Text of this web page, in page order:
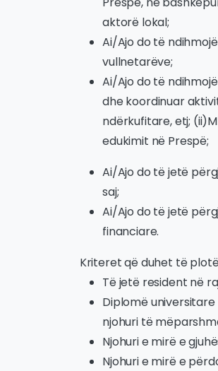
aktorë lokal;
Ai/Ajo do të
vullnetarëve;
Ai/Ajo do të
dhe koordinuar
ndërkufitare, etj;
edukimit në Prespë;
Ai/Ajo do të jetë
saj;
Ai/Ajo do të jetë
financiare.
Kriteret që duhet të
Të jetë resident në
Diplomë
njohuri të
Njohuri e mirë e
Njohuri e mirë e